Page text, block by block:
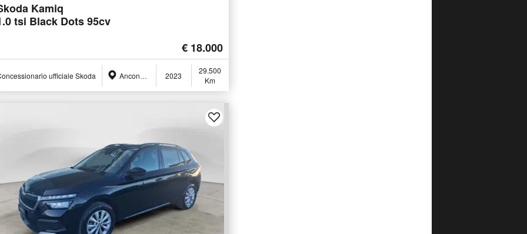
Kamiq
tsi Black Dots 95cv
€ 18.000
ufficiale Skoda Ancona (AN) 2023
29.500
Km